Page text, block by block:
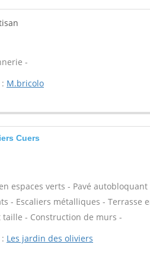
-
M.bricolo
Cuers
espaces verts - Pavé
- Escaliers métalliques - Terrasse
taille - Construction de murs -
Les jardin des oliviers